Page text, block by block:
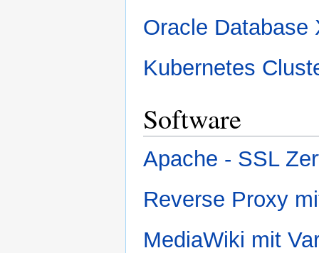
Oracle Database
Kubernetes
Software
Apache - SSL
Reverse Proxy
MediaWiki mit